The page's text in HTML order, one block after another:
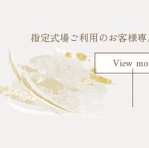
指定式場ご利用のお客様
View